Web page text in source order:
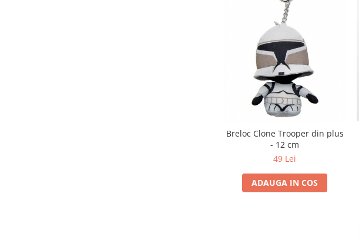
Breloc Clone Trooper din plus
- 12 cm
49 Lei
ADAUGA IN COS